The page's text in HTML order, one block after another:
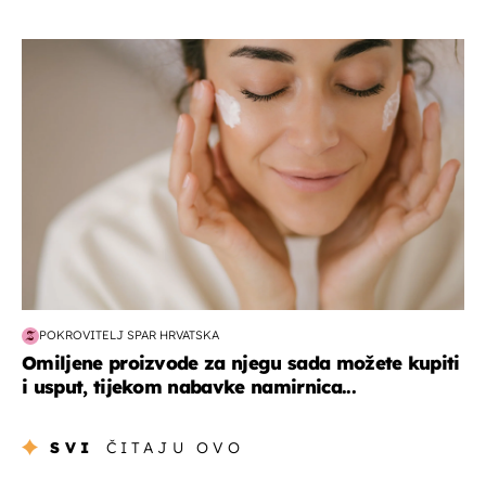
moda & ljepota
POKROVITELJ SPAR HRVATSKA
Omiljene proizvode za njegu sada možete kupiti
i usput, tijekom nabavke namirnica...
SVI ČITAJU OVO